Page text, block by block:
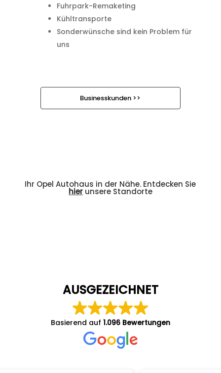
Fuhrpark-Remaketing
Kühltransporte
Sonderwünsche sind kein Problem für
uns
Businesskunden >>
Ihr Opel Autohaus in der Nähe. Entdecken Sie
hierunsere Standorte
AUSGEZEICHNET
Basierend auf 1.096 Bewertungen